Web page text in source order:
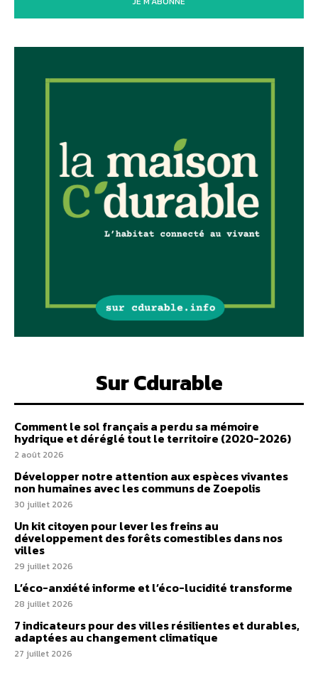
Sur Cdurable
Comment le sol français a perdu sa mémoire
hydrique et déréglé tout le territoire (2020-2026)
2 août 2026
Développer notre attention aux espèces vivantes
non humaines avec les communs de Zoepolis
30 juillet 2026
Un kit citoyen pour lever les freins au
développement des forêts comestibles dans nos
villes
29 juillet 2026
L’éco-anxiété informe et l’éco-lucidité transforme
28 juillet 2026
7 indicateurs pour des villes résilientes et durables,
adaptées au changement climatique
27 juillet 2026